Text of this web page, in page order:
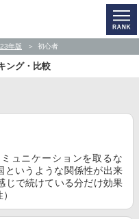
年版 初心者
ング・比較
ュニケーションを取るな
というような関係性が出来
じで続けている分だけ効果